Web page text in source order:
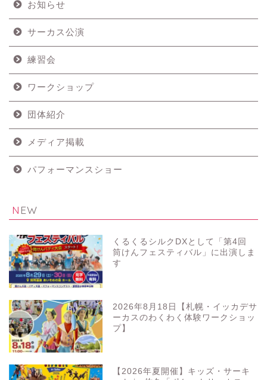
お知らせ
サーカス公演
練習会
ワークショップ
団体紹介
メディア掲載
パフォーマンスショー
NEW
くるくるシルクDXとして「第4回
筒けんフェスティバル」に出演しま
す
2026年8月18日【札幌・イッカデサ
ーカスのわくわく体験ワークショッ
プ】
【2026年夏開催】キッズ・サーキ